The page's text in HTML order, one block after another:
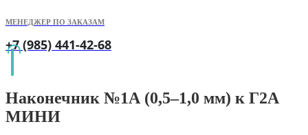
МЕНЕДЖЕР ПО ЗАКАЗАМ
+7 (985) 441-42-68
Наконечник №1А (0,5–1,0 мм) к Г2А
МИНИ